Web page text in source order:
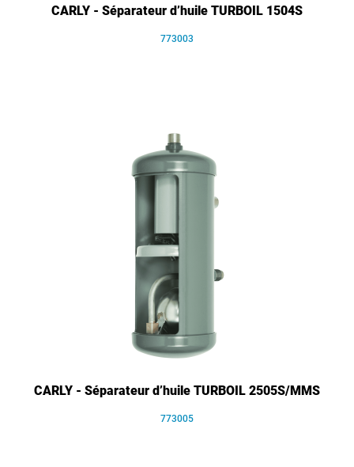
CARLY - Séparateur d’huile TURBOIL 1504S
773003
CARLY - Séparateur d’huile TURBOIL 2505S/MMS
773005